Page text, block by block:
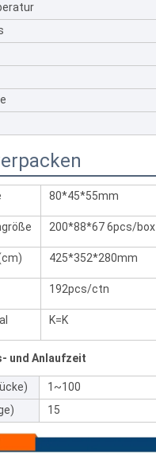
80*45*55mm
200*88*67 6pcs/box
425*352*280mm
192pcs/ctn
K=K
und Anlaufzeit
1~100
15